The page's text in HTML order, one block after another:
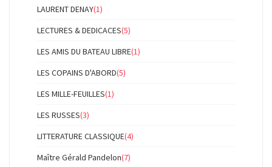
LAURENT DENAY(1)
LECTURES & DEDICACES(5)
LES AMIS DU BATEAU LIBRE(1)
LES COPAINS D'ABORD(5)
LES MILLE-FEUILLES(1)
LES RUSSES(3)
LITTERATURE CLASSIQUE(4)
Maître Gérald Pandelon(7)